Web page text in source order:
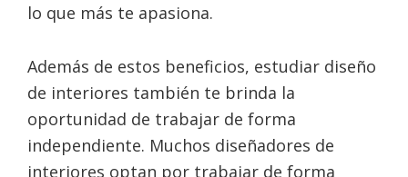
lo que más te apasiona.
Además de estos beneficios, estudiar diseño
de interiores también te brinda la
oportunidad de trabajar de forma
independiente. Muchos diseñadores de
interiores optan por trabajar de forma